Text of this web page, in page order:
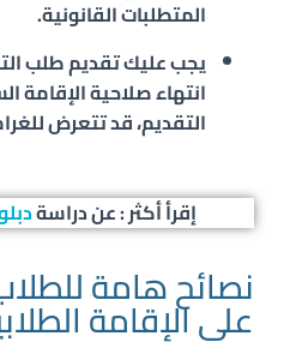
المتطلبات القانونية.
انتهاء صلاحية الإقامة
التقديم، قد تتعرض
إقرأ أكثر : عن دراسة
نصائح هامة
على الإقامة